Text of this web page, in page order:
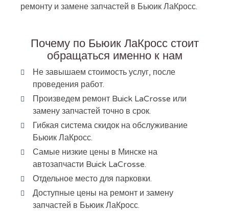
ремонту и замене запчастей в Бьюик ЛаКросс.
Почему по Бьюик ЛаКросс стоит
обращаться именно к нам
Не завышаем стоимость услуг, после
проведения работ.
Произведем ремонт Buick LaCrosse или
замену запчастей точно в срок.
Гибкая система скидок на обслуживание
Бьюик ЛаКросс.
Самые низкие цены в Минске на
автозапчасти Buick LaCrosse.
Отдельное место для парковки.
Доступные цены на ремонт и замену
запчастей в Бьюик ЛаКросс.